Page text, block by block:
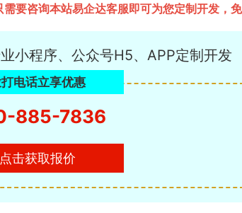
要咨询本站易企达客服即可为您定制开发，免
小程序、公众号H5、APP定制开发
电话立享优惠
885-7836
点击获取报价